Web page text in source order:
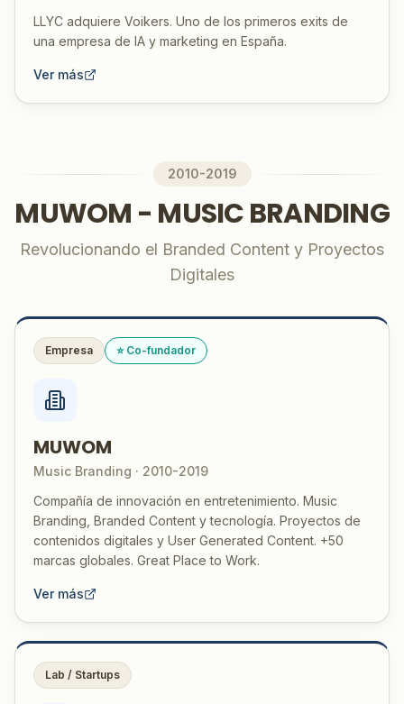
LLYC adquiere Voikers. Uno de los primeros exits de
una empresa de IA y marketing en España.
Ver más
2010-2019
MUWOM - MUSIC BRANDING
Revolucionando el Branded Content y Proyectos
Digitales
Empresa ⭐ Co-fundador
MUWOM
Music Branding · 2010-2019
Compañía de innovación en entretenimiento. Music
Branding, Branded Content y tecnología. Proyectos de
contenidos digitales y User Generated Content. +50
marcas globales. Great Place to Work.
Ver más
Lab / Startups